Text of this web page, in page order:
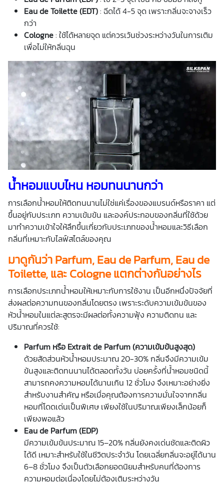
Eau de Toilette (EDT): ฉีดได้ 4-5 จุด เพราะกลิ่นจะจางเร็ว
กว่า
Cologne: ใช้ได้หลายจุด แต่ควรเว้นช่วงระหว่างวันในการเติม
เพื่อไม่ให้กลิ่นฉุน
น้ำหอมแบบไหน หอมทนนานกว่า
การเลือกน้ำหอมให้ติดทนนานไม่ใช่แค่เรื่องของแบรนด์หรือราคา แต่
ขึ้นอยู่กับประเภท ความเข้มข้น และองค์ประกอบของกลิ่นที่ใช้ด้วย
มาทำความเข้าใจให้ลึกขึ้นเกี่ยวกับประเภทของน้ำหอมและวิธีเลือก
กลิ่นที่เหมาะกับไลฟ์สไตล์ของคุณ
มาดูกันว่าParfum, Eau de Parfum, Eau de
Toilette, และCologne แตกต่างกันอย่างไร
การเลือกประเภทน้ำหอมให้เหมาะกับการใช้งาน เป็นอีกหนึ่งปัจจัยที่
ส่งผลต่อความทนของกลิ่นโดยตรง เพราะระดับความเข้มข้นของ
หัวน้ำหอมในแต่ละสูตรจะมีผลต่อทั้งความฟุ้ง ความติดทน และ
ปริมาณที่ควรใช้:
Parfum หรือ Extrait de Parfum (ความเข้มข้นสูงสุด)
ด้วยสัดส่วนหัวน้ำหอมประมาณ 20-30% กลิ่นจึงมีความเข้ม
ข้นสูงและติดทนนานได้ตลอดทั้งวัน บ่อยครั้งที่น้ำหอมชนิดนี้
สามารถคงความหอมได้นานเกิน 12 ชั่วโมง จึงเหมาะอย่างยิ่ง
สำหรับงานสำคัญ หรือเมื่อคุณต้องการความมั่นใจจากกลิ่น
หอมที่โดดเด่นเป็นพิเศษ เพียงใช้ในปริมาณเพียงเล็กน้อยก็
เพียงพอแล้ว
Eau de Parfum (EDP)
มีความเข้มข้นประมาณ 15–20% กลิ่นยังคงเด่นชัดและติดผิว
ได้ดี เหมาะสำหรับใช้ในชีวิตประจำวัน โดยเฉลี่ยกลิ่นจะอยู่ได้นาน
6–8 ชั่วโมง จึงเป็นตัวเลือกยอดนิยมสำหรับคนที่ต้องการ
ความหอมต่อเนื่องโดยไม่ต้องเติมระหว่างวัน